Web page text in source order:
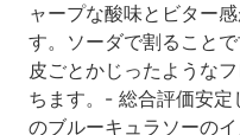
ャープな酸味とビター
す。ソーダで割ること
皮ごとかじったような
ちます。- 総合評価安
のブルーキュラソーの